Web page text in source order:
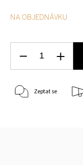
NA OBJEDNÁVKU
Zeptat se